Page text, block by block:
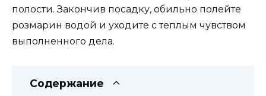
полости. Закончив посадку, обильно полейте
розмарин водой и уходите с теплым чувством
выполненного дела.
Содержание